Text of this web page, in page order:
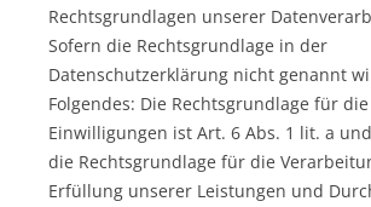
Rechtsgrundlagen unserer
Sofern die Rechtsgrundlage in der
Datenschutzerklärung nicht genannt
Folgendes: Die Rechtsgrundlage für
Einwilligungen ist Art. 6 Abs. 1 lit. a und
die Rechtsgrundlage für die
Erfüllung unserer Leistungen und